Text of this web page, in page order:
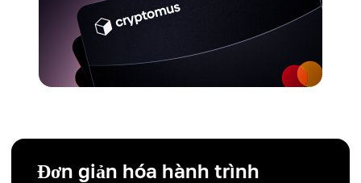
Đơn giản hóa hành trình